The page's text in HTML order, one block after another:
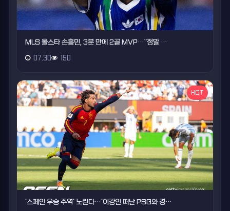
MLS 올스타 손흥민, 3분 만에 2골 MVP…"정말 …
07.30 150
HOT
'스페인 우승 주역' 노린다…'이강인 떠난 PSG와 경…